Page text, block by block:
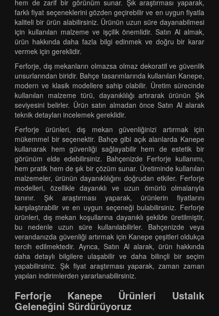
hem de zarif bir görünüm sunar. Şık araştırması yaparak,
farklı fiyat seçeneklerini gözden geçirebilir ve en uygun fiyatla
kaliteli bir ürün alabilirsiniz. Ürünün uzun süre dayanabilmesi
için kullanılan malzeme ve işçilik önemlidir. Satın Al almak,
ürün hakkında daha fazla bilgi edinmek ve doğru bir karar
vermek için gereklidir.
Ferforje, dış mekanların olmazsa olmaz dekoratif ve güvenlik
unsurlarından biridir. Bahçe tasarımlarında kullanılan Kanepe,
modern ve klasik modellere sahip olabilir. Üretim sürecinde
kullanılan malzeme türü, dayanıklılığı artırarak ürünün Şık
seviyesini belirler. Ürün satın almadan önce Satın Al alarak
teknik detayları incelemek gereklidir.
Ferforje ürünleri, dış mekan güvenliğinizi artırmak için
mükemmel bir seçenektir. Bahçe gibi açık alanlarda Kanepe
kullanarak hem güvenliği sağlayabilir hem de estetik bir
görünüm elde edebilirsiniz. Bahçenizde Ferforje kullanımı,
hem pratik hem de şık bir çözüm sunar. Üretiminde kullanılan
malzemeler, ürünün dayanıklılığını doğrudan etkiler. Ferforje
modelleri, özellikle dayanıklı ve uzun ömürlü olmalarıyla
tanınır. Şık araştırması yaparak, ürünlerin fiyatlarını
karşılaştırabilir ve en uygun seçeneği bulabilirsiniz. Ferforje
ürünleri, dış mekan koşullarına dayanıklı şekilde üretilmiştir,
bu nedenle uzun süre kullanılabilirler. Bahçenizde veya
verandanızda güvenliği artırmak için Kanepe çeşitleri oldukça
tercih edilmektedir. Ayrıca, Satın Al alarak, ürün hakkında
daha detaylı bilgilere ulaşabilir ve daha bilinçli bir seçim
yapabilirsiniz. Şık fiyat araştırması yaparak, zaman zaman
yapılan indirimlerden yararlanabilirsiniz.
Ferforje Kanepe Ürünleri Ustalık
Geleneğini Sürdürüyoruz